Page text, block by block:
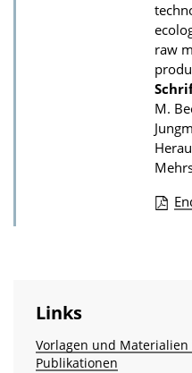
b
l
i
k
a
t
i
n
raw
M.
o
Links
Vorlagen und
Publikationen